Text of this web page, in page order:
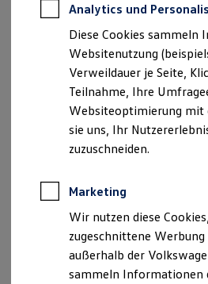
Kfz-Versicherung
Garantien
Wartungsverträge
Geschäftskunden
Professional Class
Großkunden
Behörden
Direktkunden
Sonderfahrzeuge
Anpfiff zum Gewinn
Elektroautos
ID. Tutorials
Elektrofahrzeugkonzepte
Reichweite
Reichweite der ID.
Reichweite im
Verantwortlich für die Inhalte auf dieser
Impressum & Rechtliches)
Friedländer Landstraße 20
info@vw-anklam.de
Montag
Sonntag
Analytics und
Diese Cookies
Websitenutzung
Verweildauer je Seite,
Teilnahme, Ihre
Websiteoptimierung mit
sie uns, Ihr
zuzuschneiden.
Marketing
Wir nutzen diese
zugeschnittene
außerhalb der
sammeln Informationen